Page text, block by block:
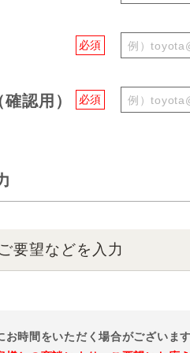
必須
必須
認用）
要望などを入力
お時間をいただく場合がございま